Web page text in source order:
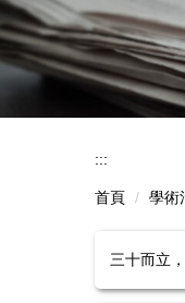
:::
首頁 學術
三十而立